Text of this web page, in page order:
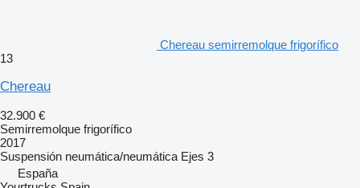
Chereau semirremolque frigorífico
13
Chereau
32.900 €
Semirremolque frigorífico
2017
Suspensión neumática/neumática Ejes 3
España